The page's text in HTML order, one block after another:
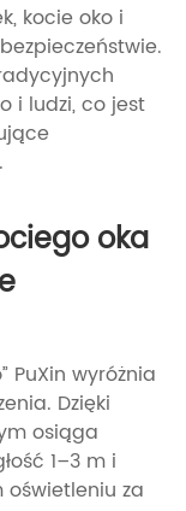
kocie oko i
i ludzi, co jest
oka
PuXin wyróżnia
Dzięki
osiąga
1–3 m i
oświetleniu za